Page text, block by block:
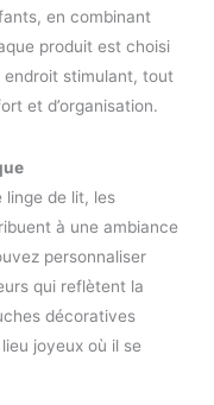
en combinant
produit est choisi
stimulant, tout
et d’organisation.
linge de lit, les
à une ambiance
personnaliser
qui reflètent la
décoratives
joyeux où il se